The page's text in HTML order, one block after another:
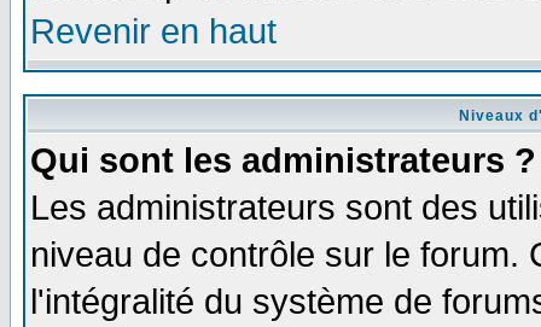
Revenir en haut
Niveaux
Qui sont les administrateurs ?
Les administrateurs sont des
niveau de contrôle sur le forum.
l'intégralité du système de